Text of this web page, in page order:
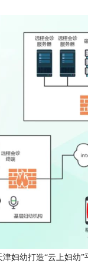
津妇幼打造“云上妇幼”